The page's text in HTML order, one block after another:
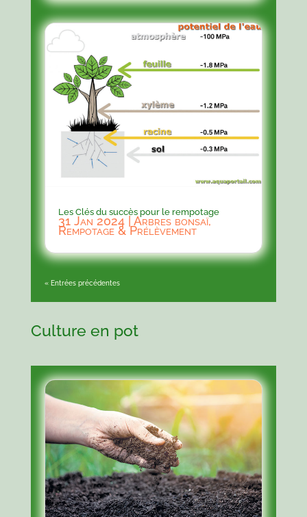
Les Clés du succès pour le rempotage
31 Jan 2024| Arbres bonsaï,
Rempotage & Prélèvement
« Entrées précédentes
Culture en pot